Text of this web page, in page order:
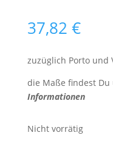
37,82 €
zuzüglich Porto und
die Maße findest
Informationen
Nicht vorrätig